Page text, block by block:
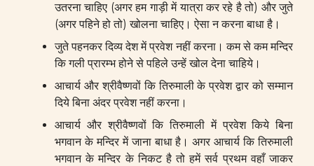
उतरना चाहिए (अगर हम गाड़ी में यात्रा कर रहे है तो) और जुते
(अगर पहिने हो तो) खोलना चाहिए। ऐसा न करना बाधा है।
जुते पहनकर दिव्य देश में प्रवेश नहीं करना। कम से कम मन्दिर
कि गली प्रारम्भ होने से पहिले उन्हें खोल देना चाहिये।
आचार्य और श्रीवैष्णवों कि तिरुमाली के प्रवेश द्वार को सम्मान
दिये बिना अंदर प्रवेश नहीं करना।
आचार्य और श्रीवैष्णवों कि तिरुमाली में प्रवेश किये बिना
भगवान के मन्दिर में जाना बाधा है। अगर आचार्य कि तिरुमाली
भगवान के मन्दिर के निकट है तो हमें सर्व प्रथम वहाँ जाकर